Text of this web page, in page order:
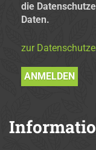
die
Daten.
zur